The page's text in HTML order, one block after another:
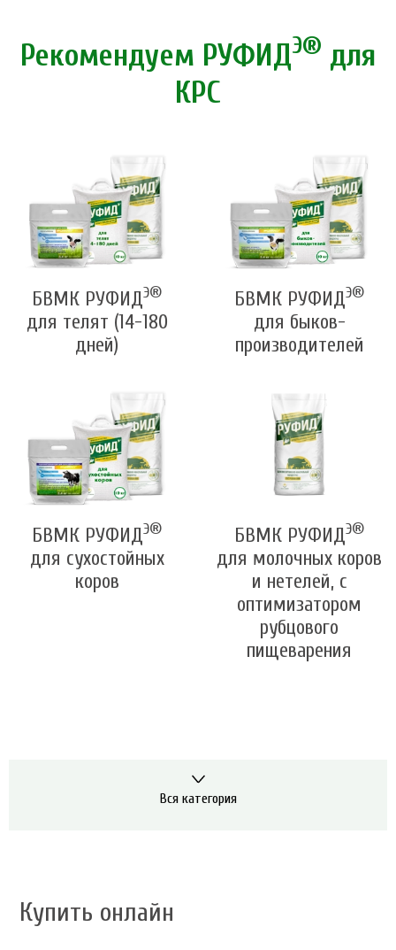
Рекомендуем РУФИДЭ® для
КРС
БВМК РУФИДЭ®
для телят (14-180
дней)
БВМК РУФИДЭ®
для быков-
производителей
БВМК РУФИДЭ®
для сухостойных
коров
БВМК РУФИДЭ®
для молочных коров
и нетелей, с
оптимизатором
рубцового
пищеварения
Вся категория
Купить онлайн